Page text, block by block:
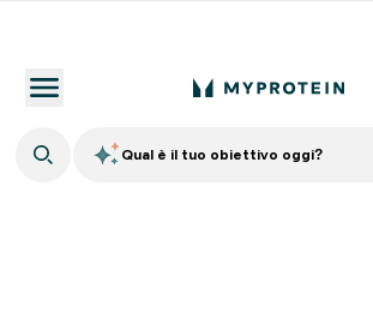
Qual è il tuo obiettivo oggi?